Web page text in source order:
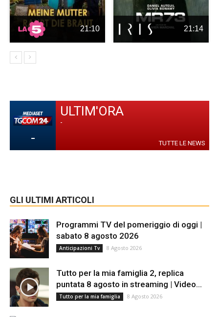
21:10 21:14
-
ULTIM'ORA
-
TUTTE LE NEWS
GLI ULTIMI ARTICOLI
Programmi TV del pomeriggio di oggi |
sabato 8 agosto 2026
Anticipazioni Tv 8 Agosto 2026
Tutto per la mia famiglia 2, replica
puntata 8 agosto in streaming | Video...
Tutto per la mia famiglia 8 Agosto 2026